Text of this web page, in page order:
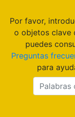
Por favor,
o objetos clave
puedes
Preguntas
para